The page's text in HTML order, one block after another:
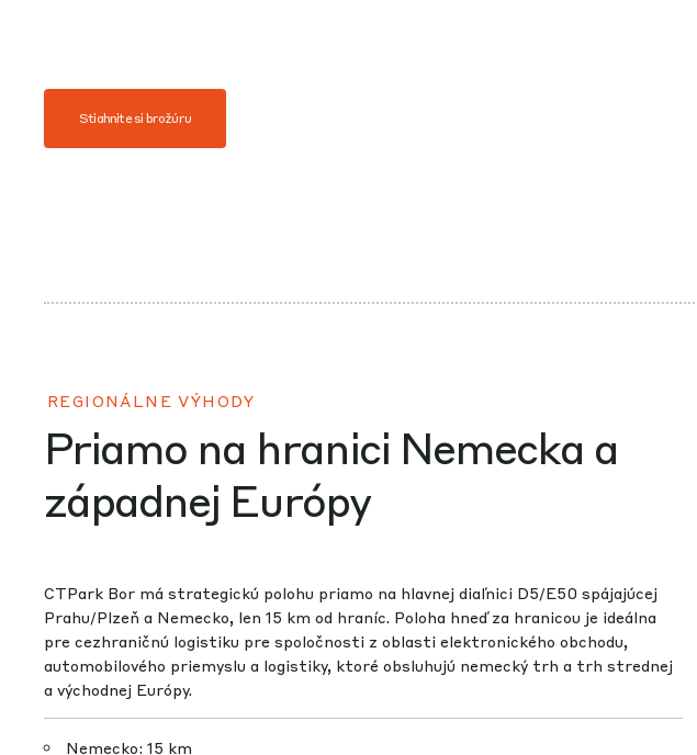
Stiahnite si brožúru
REGIONÁLNE VÝHODY
Priamo na hranici Nemecka a
západnej Európy
CTPark Bor má strategickú polohu priamo na hlavnej diaľnici D5/E50 spájajúcej
Prahu/Plzeň a Nemecko, len 15 km od hraníc. Poloha hneď za hranicou je ideálna
pre cezhraničnú logistiku pre spoločnosti z oblasti elektronického obchodu,
automobilového priemyslu a logistiky, ktoré obsluhujú nemecký trh a trh strednej
a východnej Európy.
Nemecko: 15 km